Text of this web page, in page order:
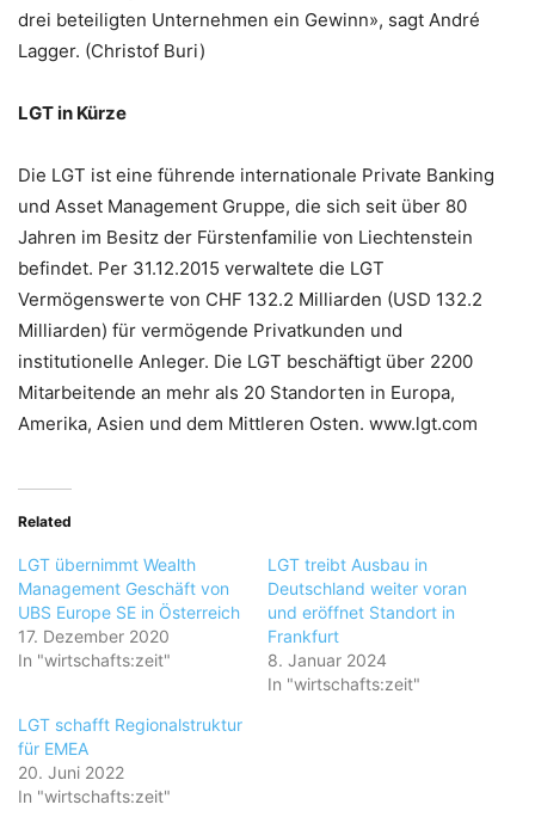
drei beteiligten Unternehmen ein Gewinn», sagt André
Lagger. (Christof Buri)
LGT in Kürze
Die LGT ist eine führende internationale Private Banking
und Asset Management Gruppe, die sich seit über 80
Jahren im Besitz der Fürstenfamilie von Liechtenstein
befindet. Per 31.12.2015 verwaltete die LGT
Vermögenswerte von CHF 132.2 Milliarden (USD 132.2
Milliarden) für vermögende Privatkunden und
institutionelle Anleger. Die LGT beschäftigt über 2200
Mitarbeitende an mehr als 20 Standorten in Europa,
Amerika, Asien und dem Mittleren Osten. www.lgt.com
Related
LGT übernimmt Wealth
Management Geschäft von
UBS Europe SE in Österreich
17. Dezember 2020
In "wirtschafts:zeit"
LGT treibt Ausbau in
Deutschland weiter voran
und eröffnet Standort in
Frankfurt
8. Januar 2024
In "wirtschafts:zeit"
LGT schafft Regionalstruktur
für EMEA
20. Juni 2022
In "wirtschafts:zeit"